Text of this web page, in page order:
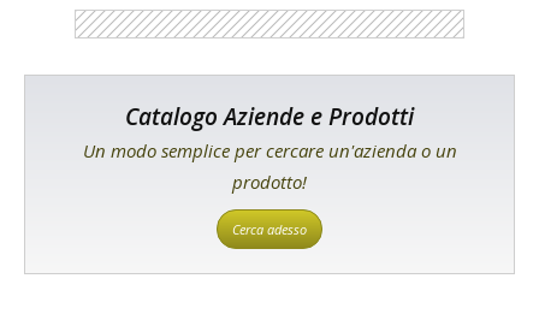
Catalogo Aziende e Prodotti
Un modo semplice per cercare un'azienda o un
prodotto!
Cerca adesso